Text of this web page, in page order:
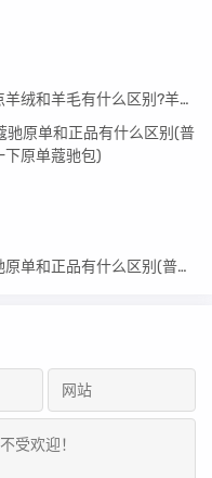
盘点羊绒和羊毛有什么区别?羊绒和羊毛有什么区别
蔻驰原单和正品有什么区别(普及一下原单蔻驰包)